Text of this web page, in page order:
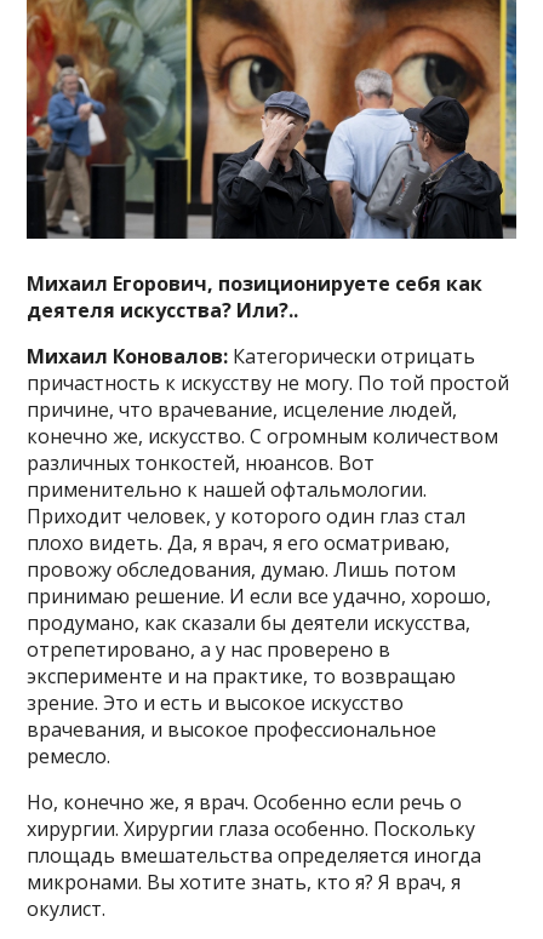
Михаил Егорович, позиционируете себя как
деятеля искусства? Или?..
Михаил Коновалов: Категорически отрицать
причастность к искусству не могу. По той простой
причине, что врачевание, исцеление людей,
конечно же, искусство. С огромным количеством
различных тонкостей, нюансов. Вот
применительно к нашей офтальмологии.
Приходит человек, у которого один глаз стал
плохо видеть. Да, я врач, я его осматриваю,
провожу обследования, думаю. Лишь потом
принимаю решение. И если все удачно, хорошо,
продумано, как сказали бы деятели искусства,
отрепетировано, а у нас проверено в
эксперименте и на практике, то возвращаю
зрение. Это и есть и высокое искусство
врачевания, и высокое профессиональное
ремесло.
Но, конечно же, я врач. Особенно если речь о
хирургии. Хирургии глаза особенно. Поскольку
площадь вмешательства определяется иногда
микронами. Вы хотите знать, кто я? Я врач, я
окулист.